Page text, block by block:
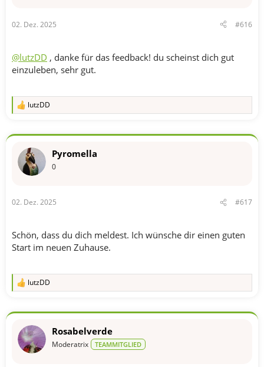
:
02. Dez. 2025 #616
@lutzDD , danke für das feedback! du scheinst dich gut
einzuleben, sehr gut.
R
k
o
:
lutzDD
Pyromella
0
02. Dez. 2025 #617
Schön, dass du dich meldest. Ich wünsche dir einen guten
Start im neuen Zuhause.
R
k
o
lutzDD
Rosabelverde
Moderatrix TEAMMITGLIED